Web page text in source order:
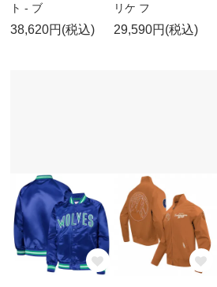
ト - ブ
38,620円(税込)
リケ フ
29,590円(税込)